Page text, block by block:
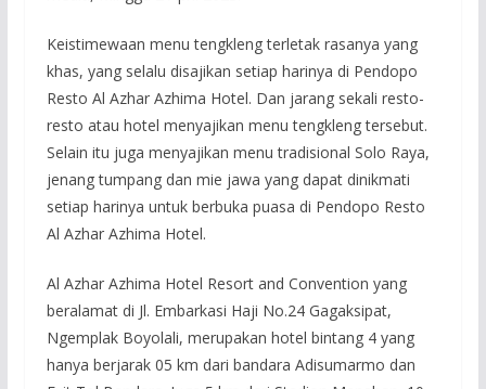
Keistimewaan menu tengkleng terletak rasanya yang
khas, yang selalu disajikan setiap harinya di Pendopo
Resto Al Azhar Azhima Hotel. Dan jarang sekali resto-
resto atau hotel menyajikan menu tengkleng tersebut.
Selain itu juga menyajikan menu tradisional Solo Raya,
jenang tumpang dan mie jawa yang dapat dinikmati
setiap harinya untuk berbuka puasa di Pendopo Resto
Al Azhar Azhima Hotel.
Al Azhar Azhima Hotel Resort and Convention yang
beralamat di Jl. Embarkasi Haji No.24 Gagaksipat,
Ngemplak Boyolali, merupakan hotel bintang 4 yang
hanya berjarak 05 km dari bandara Adisumarmo dan